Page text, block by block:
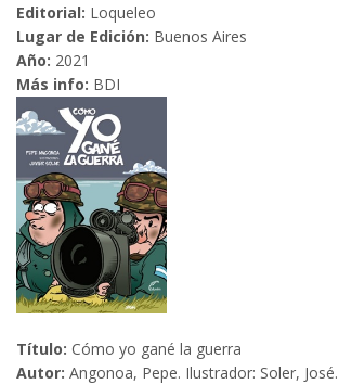
Editorial: Loqueleo
Lugar de Edición: Buenos Aires
Año: 2021
Más info: BDI
Título: Cómo yo gané la guerra
Autor: Angonoa, Pepe. Ilustrador: Soler, José.